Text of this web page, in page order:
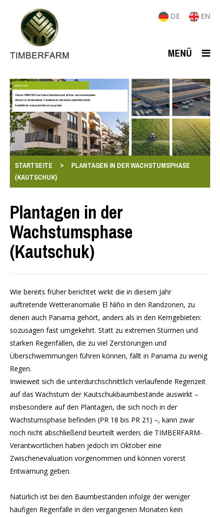
DE EN
MENÜ
REAL ESTATE
Während TIMBERFARM-Real-Estate in Deutschland primär auf Wohn- und Gewerbeimmobilien
Rentabilität oder strategischen Mehrwert ausgerichtet.
fokussiert ist, sind internationale Transaktionen des Unternehmens hauptsächlich auf hohe
STARTSEITE >
PLANTAGEN IN DER WACHSTUMSPHASE
(KAUTSCHUK)
Plantagen in der
Wachstumsphase
(Kautschuk)
Wie bereits früher berichtet wirkt die in diesem Jahr
auftretende Wetteranomalie El Niño in den Randzonen, zu
denen auch Panama gehört, anders als in den Kerngebieten:
sozusagen fast umgekehrt. Statt zu extremen Stürmen und
starken Regenfällen, die zu viel Zerstörungen und
Überschwemmungen führen können, fällt in Panama zu wenig
Regen.
Inwieweit sich die unterdurchschnittlich verlaufende Regenzeit
auf das Wachstum der Kautschukbaumbestände auswirkt –
insbesondere auf den Plantagen, die sich noch in der
Wachstumsphase befinden (PR 18 bis PR 21) –, kann zwar
noch nicht abschließend beurteilt werden; die TIMBERFARM-
Verantwortlichen haben jedoch im Oktober eine
Zwischenevaluation vorgenommen und können vorerst
Entwarnung geben.
Natürlich ist bei den Baumbeständen infolge der weniger
häufigen Regenfälle in den vergangenen Monaten kein